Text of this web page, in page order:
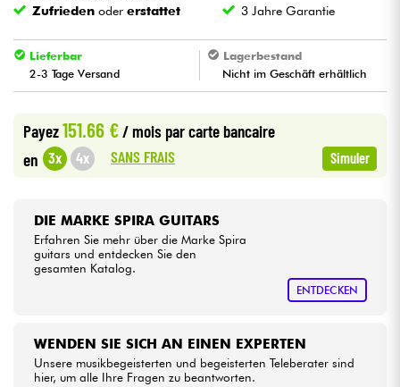
Blasinstrumente
Violinen & Quartett
Kabel & Zubehöre
Bundle
Zufrieden odererstattet 3 Jahre Garantie
Lieferbar
2-3 Tage Versand
Lagerbestand
Nicht im Geschäft erhältlich
Payez151.66 €/ mois par carte bancaire
en 3x 4x SANS FRAIS Simuler
DIE MARKE SPIRA GUITARS
Erfahren Sie mehr über die Marke Spira
guitars und entdecken Sie den
gesamten Katalog.
ENTDECKEN
WENDEN SIE SICH AN EINEN EXPERTEN
Unsere musikbegeisterten und begeisterten Teleberater sind
hier, um alle Ihre Fragen zu beantworten.